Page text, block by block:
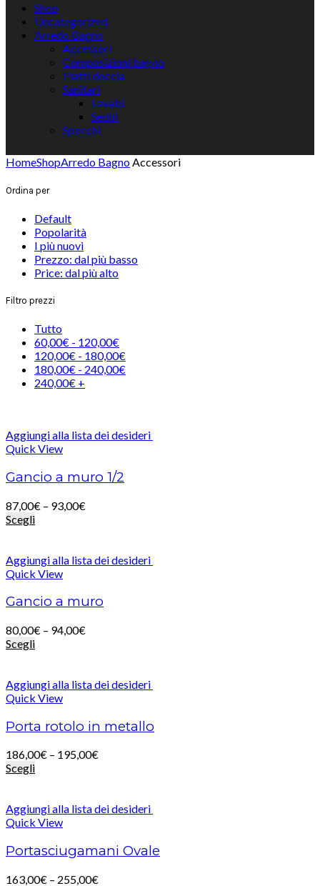
Shop
Uncategorized
Arredo Bagno
Accessori
Composizioni bagno
Piatti doccia
Sanitari
Lavabi
Sedili
Specchi
HomeShopArredo BagnoAccessori
Ordina per
Default
Popolarità
I più nuovi
Prezzo: dal più basso
Price: dal più alto
Filtro prezzi
Tutto
60,00€ - 120,00€
120,00€ - 180,00€
180,00€ - 240,00€
240,00€ +
Aggiungi alla lista dei desideri
Quick View
Gancio a muro 1/2
87,00€ – 93,00€
Scegli
Aggiungi alla lista dei desideri
Quick View
Gancio a muro
80,00€ – 94,00€
Scegli
Aggiungi alla lista dei desideri
Quick View
Porta rotolo in metallo
186,00€ – 195,00€
Scegli
Aggiungi alla lista dei desideri
Quick View
Portasciugamani Ovale
163,00€ – 255,00€